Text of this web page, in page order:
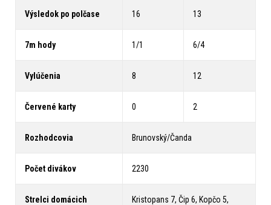
Výsledok po polčase 16 13
7m hody 1/1 6/4
Vylúčenia 8 12
Červené karty 0 2
Rozhodcovia Brunovský/Čanda
Počet divákov 2230
Strelci domácich Kristopans 7, Čip 6, Kopčo 5,